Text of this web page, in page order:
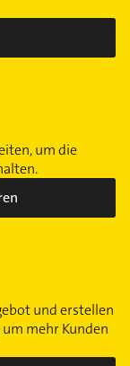
um die
und erstellen
mehr Kunden